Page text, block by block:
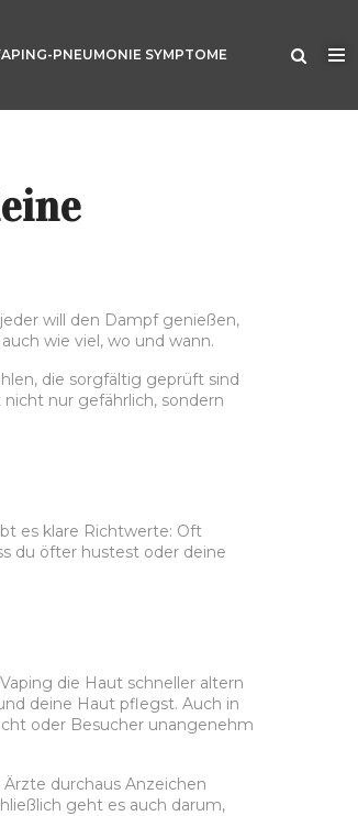
PNEUMONIE SYMPTOME
will den Dampf genießen,
wie viel, wo und wann.
die sorgfältig geprüft sind
nur gefährlich, sondern
es klare Richtwerte: Oft
du öfter hustest oder deine
die Haut schneller altern
deine Haut pflegst. Auch in
oder Besucher unangenehm
durchaus Anzeichen
geht es auch darum,